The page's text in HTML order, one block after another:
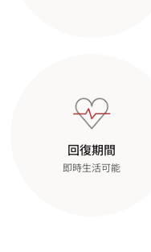
回復期間
即時生活可能